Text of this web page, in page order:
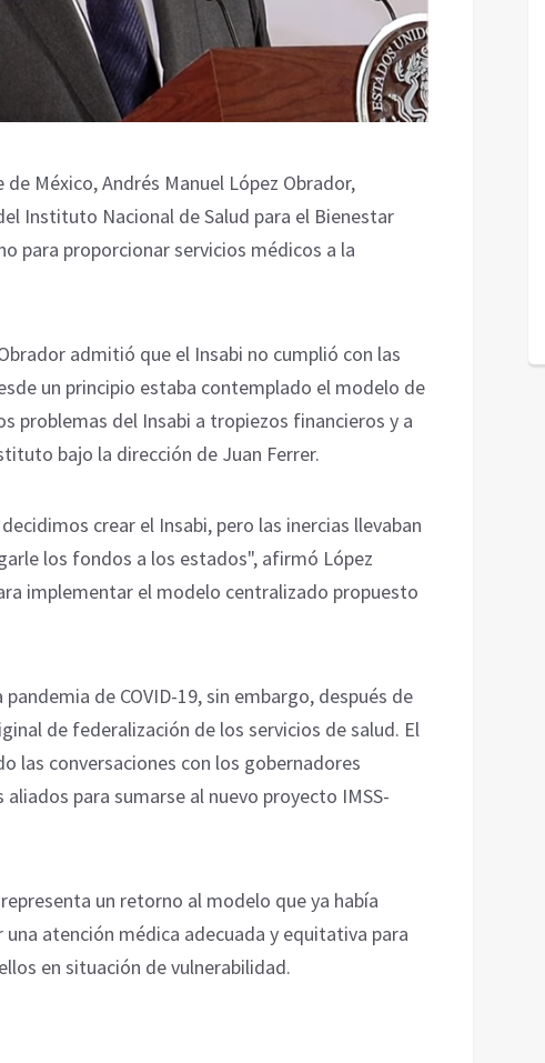
México, Andrés Manuel López Obrador,
Instituto Nacional de Salud para el Bienestar
para proporcionar servicios médicos a la
admitió que el Insabi no cumplió con las
un principio estaba contemplado el modelo de
problemas del Insabi a tropiezos financieros y a
bajo la dirección de Juan Ferrer.
crear el Insabi, pero las inercias llevaban
los fondos a los estados", afirmó López
implementar el modelo centralizado propuesto
de COVID-19, sin embargo, después de
de federalización de los servicios de salud. El
las conversaciones con los gobernadores
para sumarse al nuevo proyecto IMSS-
un retorno al modelo que ya había
atención médica adecuada y equitativa para
en situación de vulnerabilidad.